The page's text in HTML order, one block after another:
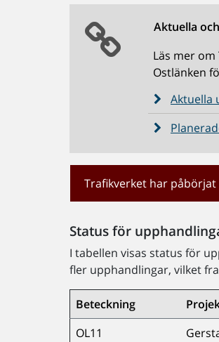
Aktuella
Läs mer
Ostlänken
Aktuella
Trafikverket har
Status för
I tabellen visas status för
fler upphandlingar, vilket
Beteckning
OL11